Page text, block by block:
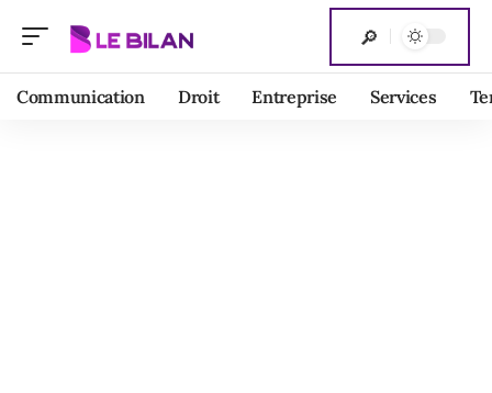
Communication Droit Entreprise Services